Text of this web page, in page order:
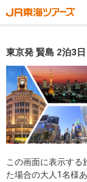
東京発 賢島 2泊3
この画面に表示する
た場合の大人1名様